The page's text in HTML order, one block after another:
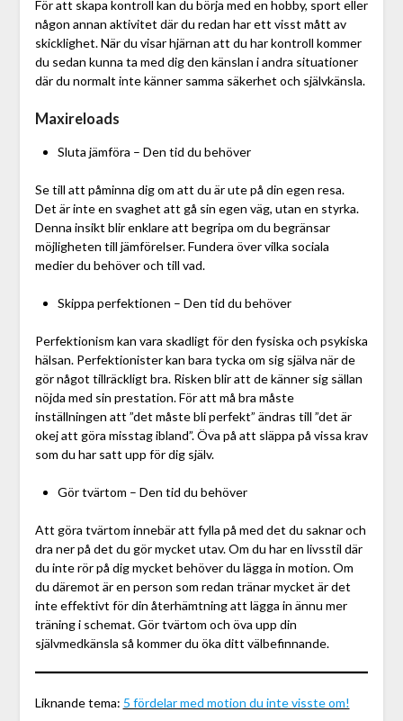
För att skapa kontroll kan du börja med en hobby, sport eller
någon annan aktivitet där du redan har ett visst mått av
skicklighet. När du visar hjärnan att du har kontroll kommer
du sedan kunna ta med dig den känslan i andra situationer
där du normalt inte känner samma säkerhet och självkänsla.
Maxireloads
Sluta jämföra – Den tid du behöver
Se till att påminna dig om att du är ute på din egen resa.
Det är inte en svaghet att gå sin egen väg, utan en styrka.
Denna insikt blir enklare att begripa om du begränsar
möjligheten till jämförelser. Fundera över vilka sociala
medier du behöver och till vad.
Skippa perfektionen – Den tid du behöver
Perfektionism kan vara skadligt för den fysiska och psykiska
hälsan. Perfektionister kan bara tycka om sig själva när de
gör något tillräckligt bra. Risken blir att de känner sig sällan
nöjda med sin prestation. För att må bra måste
inställningen att ”det måste bli perfekt” ändras till ”det är
okej att göra misstag ibland”. Öva på att släppa på vissa krav
som du har satt upp för dig själv.
Gör tvärtom – Den tid du behöver
Att göra tvärtom innebär att fylla på med det du saknar och
dra ner på det du gör mycket utav. Om du har en livsstil där
du inte rör på dig mycket behöver du lägga in motion. Om
du däremot är en person som redan tränar mycket är det
inte effektivt för din återhämtning att lägga in ännu mer
träning i schemat. Gör tvärtom och öva upp din
självmedkänsla så kommer du öka ditt välbefinnande.
Liknande tema: 5 fördelar med motion du inte visste om!